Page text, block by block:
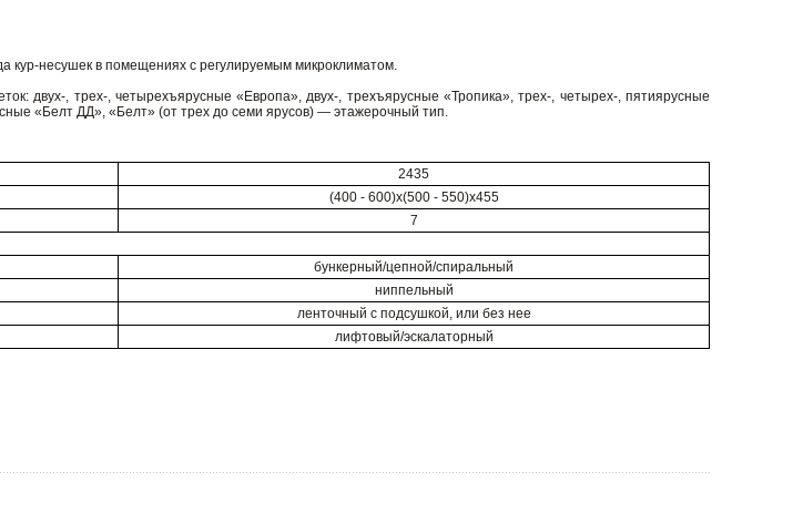
несушек в помещениях с регулируемым микроклиматом.
двух-, трех-, четырехъярусные «Европа», двух-, трехъярусные «Тропика», трех-, четырех-, пятиярусные
«Белт ДД», «Белт» (от трех до семи ярусов) — этажерочный тип.
2435
(400 - 600)х(500 - 550)х455
7
бункерный/цепной/спиральный
ниппельный
ленточный с подсушкой, или без нее
лифтовый/эскалаторный